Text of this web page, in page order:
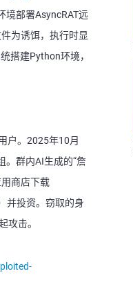
境部署AsyncRAT远
为诱饵，执行时显
搭建Python环境，
户。2025年10月
。群内AI生成的“詹
商店下载
并投资。窃取的身
攻击。